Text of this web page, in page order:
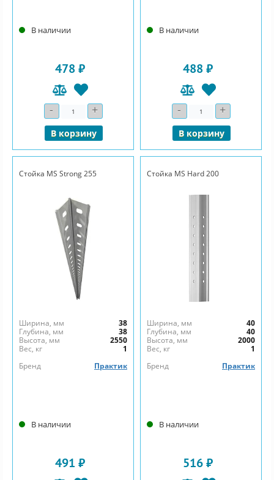
В наличии
478 ₽
- Количество+
В корзину
В наличии
488 ₽
- Количество+
В корзину
Стойка MS Strong 255
Ширина, мм
38
Глубина, мм
38
Высота, мм
2550
Вес, кг
1
Бренд
Практик
В наличии
491 ₽
Стойка MS Hard 200
Ширина, мм
40
Глубина, мм
40
Высота, мм
2000
Вес, кг
1
Бренд
Практик
В наличии
516 ₽